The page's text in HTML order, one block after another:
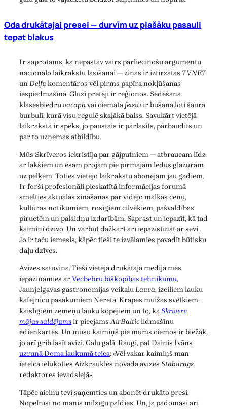
Oda drukātajai presei — durvīm uz plašāku pasauli
tepat blakus
Ir saprotams, ka nepastāv vairs pārliecinošu argumentu
nacionālo laikrakstu lasīšanai — ziņas ir iztirzātas TVNET
unDelfukomentāros vēl pirms papīra nokļūšanas
iespiedmašīnā. Gluži pretēji ir reģionos. Sēdēšana
klasesbiedruvacapāvai ciematafeisītīir būšana ļoti šaurā
burbulī, kurā visu regulē skaļākā balss. Savukārt vietējā
laikrakstā ir spēks, jo paustais ir pārlasīts, pārbaudīts un
par to uzņemas atbildību.
Mūs Skrīveros iekristīja par gājputniem — atbraucam līdz
ar lakšiem un esam projām pie pirmajām ledus glazūrām
uz peļķēm. Toties vietējo laikrakstu abonējam jau gadiem.
Ir forši profesionāli pieskatītā informācijas forumā
smelties aktuālas zināšanas par vidējo malkas cenu,
kultūras notikumiem, rosīgiem cilvēkiem, pašvaldības
piruetēm un palaidņu izdarībām. Saprast un iepazīt, kā tad
kaimiņi dzīvo. Un varbūt dažkārt arī iepazīstināt ar sevi.
Jo ir taču iemesls, kāpēc tieši te izvēlamies pavadīt būtisku
daļu dzīves.
Avīzes satuvina. Tieši vietējā drukātajā medijā mēs
iepazināmies arVecbebru biškopības tehnikumu,
Jaunjelgavas gastronomijas veikaluLauva, izciliem lauku
kafejnīcu pasākumiem Neretā, Krapes muižas svētkiem,
kaislīgiem zemeņu lauku kopējiem un to, kaSkrīveru
mājas saldējumsir pieejamsAirBalticlidmašīnu
ēdienkartēs. Un mūsu kaimiņš pie mums ciemos ir biežāk,
jo arī grib lasīt avīzi. Galu galā. Raugi, pat Dainis Īvāns
uzrunā Doma laukumā teica: «Vēl vakar kaimiņš man
ieteica ielūkoties Aizkraukles novada avīzes Staburags
redaktores ievadslejā».
Tāpēc aicinu tevi saņemties un abonēt drukāto presi.
Nopelnīsi no manis milzīgu paldies. Un, ja padomāsi arī